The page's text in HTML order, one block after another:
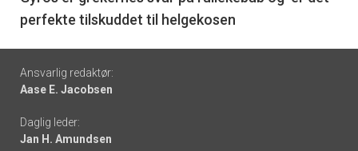
perfekte tilskuddet til helgekosen
Footer
-
links
Ansvarlig redaktør:
Aase E. Jacobsen
Daglig leder:
Jan H. Amundsen